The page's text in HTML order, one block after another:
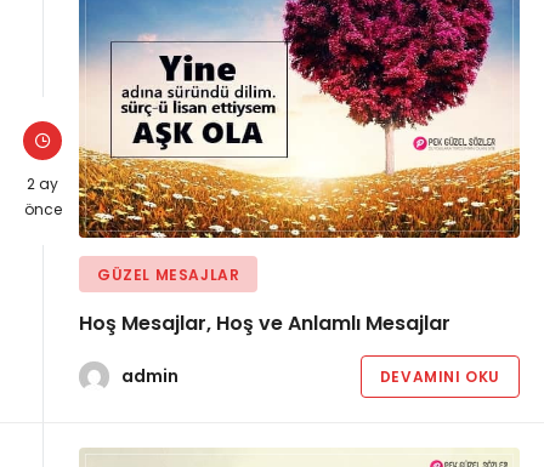
2 ay
önce
GÜZEL MESAJLAR
Hoş Mesajlar, Hoş ve Anlamlı Mesajlar
admin DEVAMINI OKU